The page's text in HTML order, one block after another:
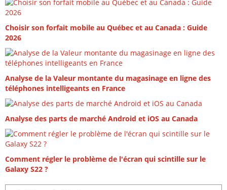
Choisir son forfait mobile au Québec et au Canada : Guide
2026
Analyse de la Valeur montante du magasinage en ligne des
téléphones intelligeants en France
Analyse des parts de marché Android et iOS au Canada
Comment régler le problème de l'écran qui scintille sur le
Galaxy S22 ?